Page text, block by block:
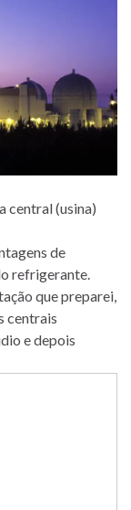
central (usina)
de
refrigerante.
que preparei,
centrais
e depois